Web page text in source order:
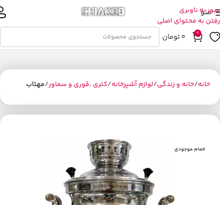
عبور به ناوبری
رفتن به محتوای اصلی
منو
0
0تومان
خانه خانه و زندگی لوازم آشپزخانه کتری ،قوری و سماور مهتاب
اتمام موجودی